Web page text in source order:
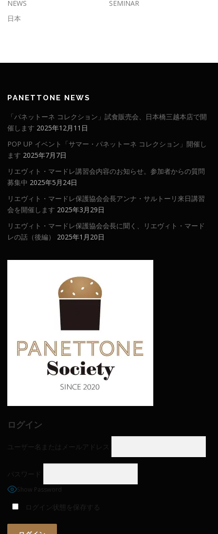
NEWS
SEMINAR
日本
PANETTONE NEWS
「パネットーネ コレクション」試食販売会、日本橋三越本店で開
催します 2025年12月11日
POP UP イベント「サマー・パネットーネ コレクション」開催し
ます 2025年7月7日
リエヴィト・マードレ講習会内容のお知らせ。参加者からの質問
募集中 2025年5月24日
リエヴィト・マードレ保護協会会長アンナ・サルトーリ来日講習
会を開催します 2025年3月29日
リエヴィト・マードレ保護協会会長に聞く、リエヴィト・マード
レの話（後編）
2025年1月20日
ログイン
ユーザー名またはメールアドレス
パスワード
Show Password
ログイン状態を保存する